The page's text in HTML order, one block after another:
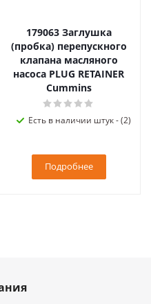
179063 Заглушка
(пробка) перепускного
клапана масляного
насоса PLUG RETAINER
Cummins
Есть в наличии штук - (2)
Подробнее